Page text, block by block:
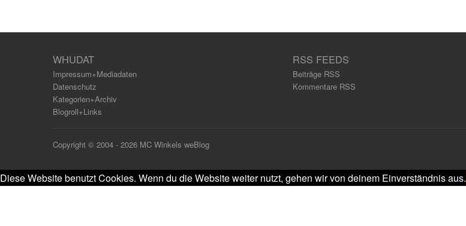
WHUDAT
Impressum+Mediadaten
Datenschutz
Kategorien+Archiv
Blogroll+Links
RSS FEEDS
Beiträge RSS
Kommentare RSS
Copyright © 2004 - 2026 MC Winkels weBlog
Diese Website benutzt Cookies. Wenn du die Website weiter nutzt, gehen wir von deinem Einverständnis aus.